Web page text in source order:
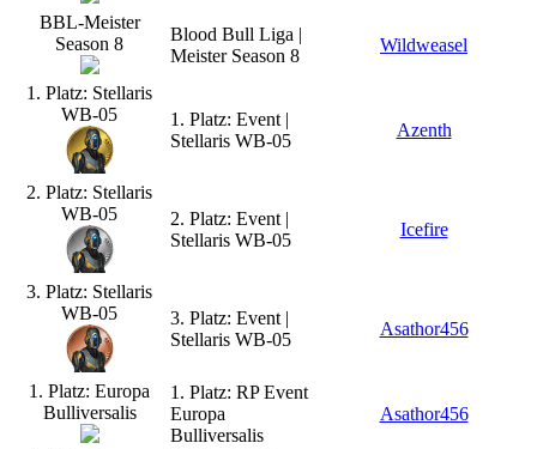
BBL-Meister
Season 8
Blood Bull Liga |
Meister Season 8
Wildweasel
1. Platz: Stellaris
WB-05
1. Platz: Event |
Stellaris WB-05
Azenth
2. Platz: Stellaris
WB-05
2. Platz: Event |
Stellaris WB-05
Icefire
3. Platz: Stellaris
WB-05
3. Platz: Event |
Stellaris WB-05
Asathor456
1. Platz: Europa
Bulliversalis
1. Platz: RP Event
Europa
Bulliversalis
Asathor456